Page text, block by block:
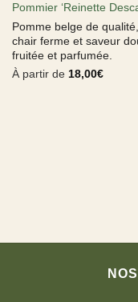
Pommier ‘Reinette
Pomme belge de
chair ferme et saveur
fruitée et parfumée.
À partir de 18,00€